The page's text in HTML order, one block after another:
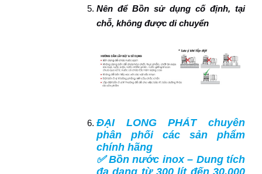
Nên để Bồn sử dụng cố định, tại
chỗ, không được di chuyển
ĐẠI LONG PHÁT chuyên
phân phối các sản phẩm
chính hãng
✅ Bồn nước inox – Dung tích